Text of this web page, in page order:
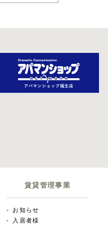
賃貸管理事業
お知らせ
入居者様